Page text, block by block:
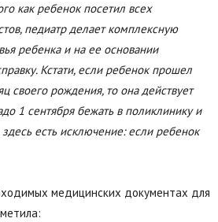
как ребенок посетил всех
педиатр делает комплексную
ребенка и на ее основании
Кстати, если ребенок прошел
своего рождения, то она действует
1 сентября бежать в поликлинику и
есть исключение: если ребенок
медицинских документах для